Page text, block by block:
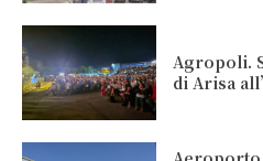
Agropoli.
di Arisa